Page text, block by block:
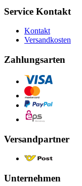
Service Kontakt
Kontakt
Versandkosten
Zahlungsarten
Versandpartner
Unternehmen